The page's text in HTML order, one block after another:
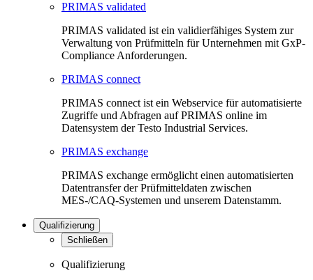
PRIMAS validated
PRIMAS validated ist ein validierfähiges System zur
Verwaltung von Prüfmitteln für Unternehmen mit GxP-
Compliance Anforderungen.
PRIMAS connect
PRIMAS connect ist ein Webservice für automatisierte
Zugriffe und Abfragen auf PRIMAS online im
Datensystem der Testo Industrial Services.
PRIMAS exchange
PRIMAS exchange ermöglicht einen automatisierten
Datentransfer der Prüfmitteldaten zwischen
MES-/CAQ-Systemen und unserem Datenstamm.
Qualifizierung
Schließen
Qualifizierung